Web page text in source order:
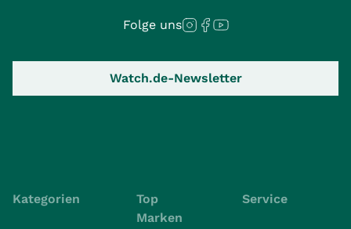
Folge uns
Watch.de-Newsletter
Kategorien
Top
Marken
Service